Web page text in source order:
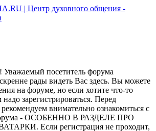
посетитель форума
рады видеть Вас здесь. Вы можете
на форуме, но если хотите что-то
зарегистрироваться. Перед
внимательно ознакомиться с
- ОСОБЕННО В РАЗДЕЛЕ ПРО
Если регистрация не проходит,